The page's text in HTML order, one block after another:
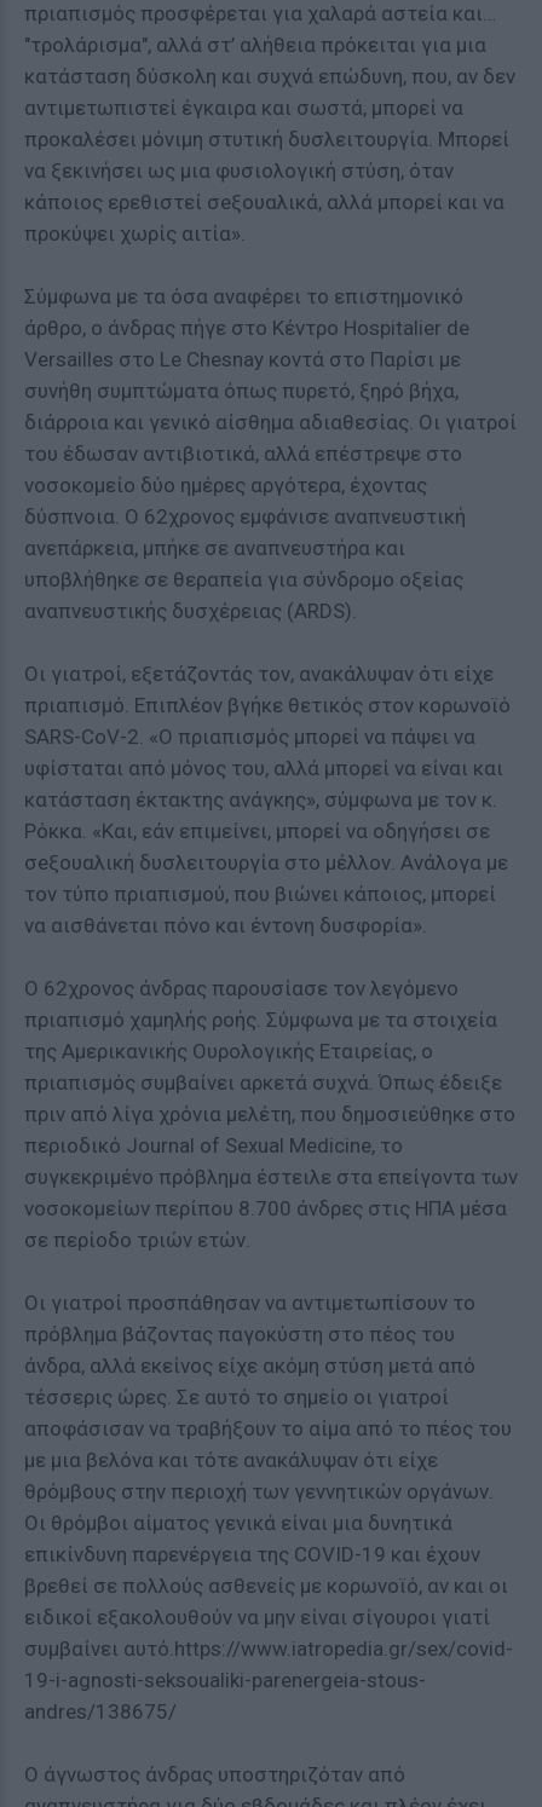
πριαπισμός προσφέρεται για χαλαρά αστεία και…
"τρολάρισμα", αλλά στ’ αλήθεια πρόκειται για μια
κατάσταση δύσκολη και συχνά επώδυνη, που, αν δεν
αντιμετωπιστεί έγκαιρα και σωστά, μπορεί να
προκαλέσει μόνιμη στυτική δυσλειτουργία. Μπορεί
να ξεκινήσει ως μια φυσιολογική στύση, όταν
κάποιος ερεθιστεί σeξουαλικά, αλλά μπορεί και να
προκύψει χωρίς αιτία».
Σύμφωνα με τα όσα αναφέρει το επιστημονικό
άρθρο, ο άνδρας πήγε στο Κέντρο Hospitalier de
Versailles στο Le Chesnay κοντά στο Παρίσι με
συνήθη συμπτώματα όπως πυρετό, ξηρό βήχα,
διάρροια και γενικό αίσθημα αδιαθεσίας. Οι γιατροί
του έδωσαν αντιβιοτικά, αλλά επέστρεψε στο
νοσοκομείο δύο ημέρες αργότερα, έχοντας
δύσπνοια. Ο 62χρονος εμφάνισε αναπνευστική
ανεπάρκεια, μπήκε σε αναπνευστήρα και
υποβλήθηκε σε θεραπεία για σύνδρομο οξείας
αναπνευστικής δυσχέρειας (ARDS).
Οι γιατροί, εξετάζοντάς τον, ανακάλυψαν ότι είχε
πριαπισμό. Επιπλέον βγήκε θετικός στον κορωνοϊό
SARS-CoV-2. «Ο πριαπισμός μπορεί να πάψει να
υφίσταται από μόνος του, αλλά μπορεί να είναι και
κατάσταση έκτακτης ανάγκης», σύμφωνα με τον κ.
Ρόκκα. «Και, εάν επιμείνει, μπορεί να οδηγήσει σε
σeξουαλική δυσλειτουργία στο μέλλον. Ανάλογα με
τον τύπο πριαπισμού, που βιώνει κάποιος, μπορεί
να αισθάνεται πόνο και έντονη δυσφορία».
Ο 62χρονος άνδρας παρουσίασε τον λεγόμενο
πριαπισμό χαμηλής ροής. Σύμφωνα με τα στοιχεία
της Αμερικανικής Ουρολογικής Εταιρείας, ο
πριαπισμός συμβαίνει αρκετά συχνά. Όπως έδειξε
πριν από λίγα χρόνια μελέτη, που δημοσιεύθηκε στο
περιοδικό Journal of Sexual Medicine, το
συγκεκριμένο πρόβλημα έστειλε στα επείγοντα των
νοσοκομείων περίπου 8.700 άνδρες στις ΗΠΑ μέσα
σε περίοδο τριών ετών.
Οι γιατροί προσπάθησαν να αντιμετωπίσουν το
πρόβλημα βάζοντας παγοκύστη στο πέος του
άνδρα, αλλά εκείνος είχε ακόμη στύση μετά από
τέσσερις ώρες. Σε αυτό το σημείο οι γιατροί
αποφάσισαν να τραβήξουν το αίμα από το πέος του
με μια βελόνα και τότε ανακάλυψαν ότι είχε
θρόμβους στην περιοχή των γεννητικών οργάνων.
Οι θρόμβοι αίματος γενικά είναι μια δυνητικά
επικίνδυνη παρενέργεια της COVID-19 και έχουν
βρεθεί σε πολλούς ασθενείς με κορωνοϊό, αν και οι
ειδικοί εξακολουθούν να μην είναι σίγουροι γιατί
συμβαίνει αυτό.https://www.iatropedia.gr/sex/covid-
19-i-agnosti-seksoualiki-parenergeia-stous-
andres/138675/
Ο άγνωστος άνδρας υποστηριζόταν από